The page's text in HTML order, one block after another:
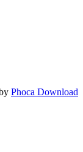
Phoca Download